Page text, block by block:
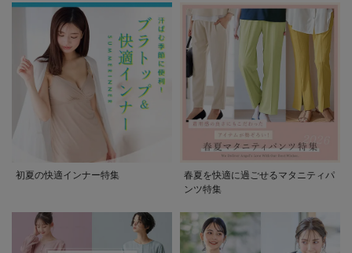
初夏の快適インナー特集
春夏を快適に過ごせるマタニティパ
ンツ特集